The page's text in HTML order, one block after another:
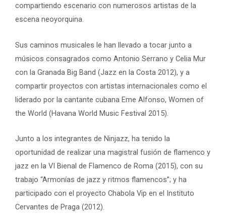
compartiendo escenario con numerosos artistas de la
escena neoyorquina.
Sus caminos musicales le han llevado a tocar junto a
músicos consagrados como Antonio Serrano y Celia Mur
con la Granada Big Band (Jazz en la Costa 2012), y a
compartir proyectos con artistas internacionales como el
liderado por la cantante cubana Eme Alfonso, Women of
the World (Havana World Music Festival 2015).
Junto a los integrantes de Ninjazz, ha tenido la
oportunidad de realizar una magistral fusión de flamenco y
jazz en la VI Bienal de Flamenco de Roma (2015), con su
trabajo “Armonías de jazz y ritmos flamencos”; y ha
participado con el proyecto Chabola Vip en el Instituto
Cervantes de Praga (2012).